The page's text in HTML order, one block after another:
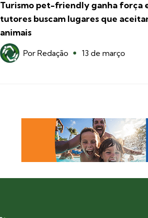
Turismo pet-friendly ganha força
tutores buscam lugares que
animais
Por Redação 13 de março